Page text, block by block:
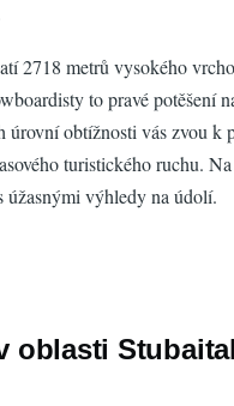
2718 metrů vysokého
to pravé potěšení
úrovní obtížnosti vás zvou k
turistického ruchu. Na
úžasnými výhledy na údolí.
oblasti Stubaital